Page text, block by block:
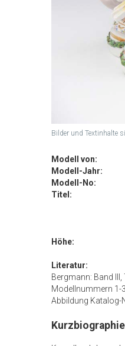
Bilder und Textinhalte
Modell von:
Modell-Jahr:
Modell-No:
Titel:
Höhe:
Literatur:
Bergmann: Band III,
Modellnummern 1-
Abbildung Katalog-